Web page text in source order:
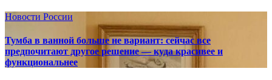
Новости России
Тумба в ванной больше не вариант: сейчас все
предпочитают другое решение — куда красивее и
функциональнее